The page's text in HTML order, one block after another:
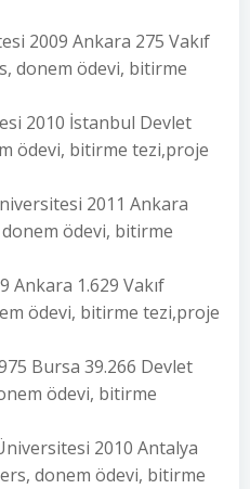
2009 Ankara 275 Vakıf
donem ödevi, bitirme
2010 İstanbul Devlet
ödevi, bitirme tezi,proje
2011 Ankara
ödevi, bitirme
Ankara 1.629 Vakıf
ödevi, bitirme tezi,proje
Bursa 39.266 Devlet
ödevi, bitirme
2010 Antalya
donem ödevi, bitirme